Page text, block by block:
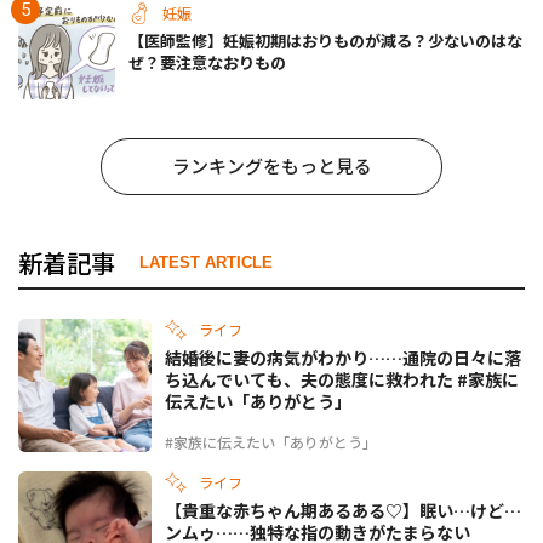
妊娠
【医師監修】妊娠初期はおりものが減る？少ないのはな
ぜ？要注意なおりもの
ランキングをもっと見る
新着記事 LATEST ARTICLE
ライフ
#家族に伝えたい「ありがとう」
結婚後に妻の病気がわかり……通院の日々に落
ち込んでいても、夫の態度に救われた #家族に
伝えたい「ありがとう」
ライフ
【貴重な赤ちゃん期あるある♡】眠い…けど…
ンムゥ……独特な指の動きがたまらない